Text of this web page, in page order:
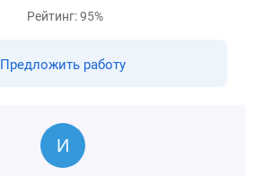
Рейтинг: 95%
Предложить работу